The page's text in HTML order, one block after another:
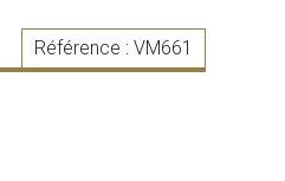
Référence : VM661